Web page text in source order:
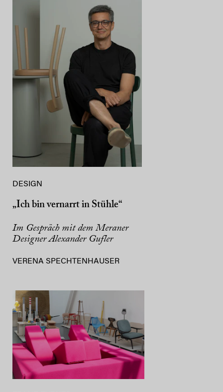
DESIGN
„Ich bin vernarrt in Stühle“
Im Gespräch mit dem Meraner
Designer Alexander Gufler
VERENA SPECHTENHAUSER